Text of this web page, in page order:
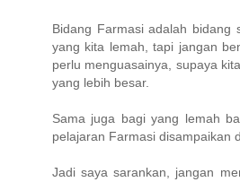
Bidang Farmasi adalah bidang
yang kita lemah, tapi jangan
perlu menguasainya, supaya
yang lebih besar.
Sama juga bagi yang lemah
pelajaran Farmasi disampaikan
Jadi saya sarankan, jangan